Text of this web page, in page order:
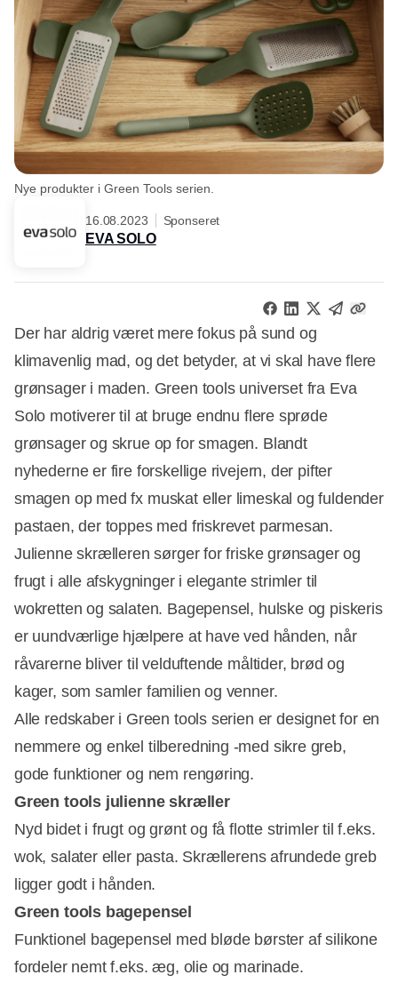
Nye produkter i Green Tools serien.
16.08.2023 Sponseret
EVA SOLO
Der har aldrig været mere fokus på sund og
klimavenlig mad, og det betyder, at vi skal have flere
grønsager i maden. Green tools universet fra Eva
Solo motiverer til at bruge endnu flere sprøde
grønsager og skrue op for smagen. Blandt
nyhederne er fire forskellige rivejern, der pifter
smagen op med fx muskat eller limeskal og fuldender
pastaen, der toppes med friskrevet parmesan.
Julienne skrælleren sørger for friske grønsager og
frugt i alle afskygninger i elegante strimler til
wokretten og salaten. Bagepensel, hulske og piskeris
er uundværlige hjælpere at have ved hånden, når
råvarerne bliver til velduftende måltider, brød og
kager, som samler familien og venner.
Alle redskaber i Green tools serien er designet for en
nemmere og enkel tilberedning -med sikre greb,
gode funktioner og nem rengøring.
Green tools julienne skræller
Nyd bidet i frugt og grønt og få flotte strimler til f.eks.
wok, salater eller pasta. Skrællerens afrundede greb
ligger godt i hånden.
Green tools bagepensel
Funktionel bagepensel med bløde børster af silikone
fordeler nemt f.eks. æg, olie og marinade.